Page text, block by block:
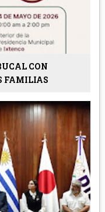
CON
FAMILIAS